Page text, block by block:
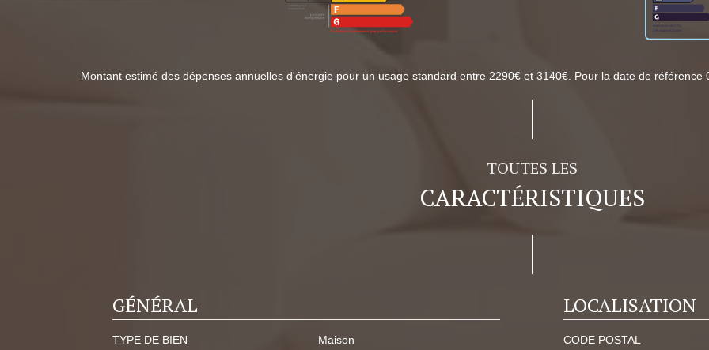
Montant estimé des dépenses annuelles d'énergie pour un usage standard entre 2290€ et 3140€. Pour la date de référence
TOUTES LES
CARACTÉRISTIQUES
GÉNÉRAL
TYPE DE BIEN
Maison
LOCALISATION
CODE POSTAL